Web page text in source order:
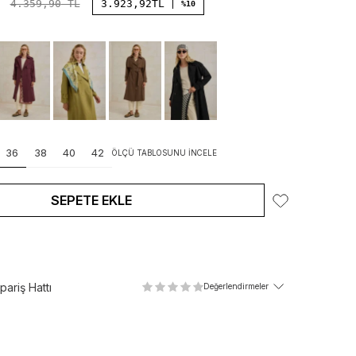
4.359,90TL 3.923,92TL %10
36 38 40 42 ÖLÇÜ TABLOSUNU İNCELE
SEPETE EKLE
Hattı Değerlendirmeler